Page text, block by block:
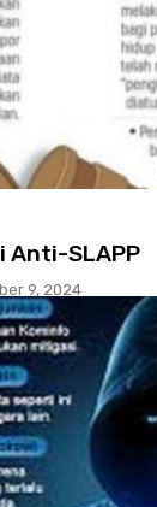
Anti-SLAPP
9, 2024